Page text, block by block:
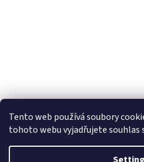
Tento web používá soubory
tohoto webu vyjadřujete souhlas